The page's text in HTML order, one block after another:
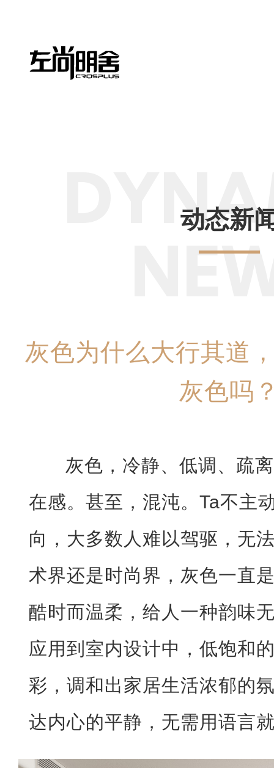
动态新
灰色为什么大行其道
灰色吗
灰色，冷静、低调、疏
在感。甚至，混沌。Ta不主
向，大多数人难以驾驱，无
术界还是时尚界，灰色一直
酷时而温柔，给人一种韵味
应用到室内设计中，低饱和
彩，调和出家居生活浓郁的
达内心的平静，无需用语言